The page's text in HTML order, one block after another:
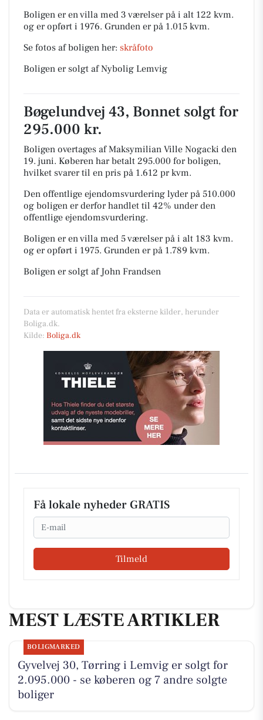
Boligen er en villa med 3 værelser på i alt 122 kvm.
og er opført i 1976. Grunden er på 1.015 kvm.
Se fotos af boligen her: skråfoto
Boligen er solgt af Nybolig Lemvig
Bøgelundvej 43, Bonnet solgt for
295.000 kr.
Boligen overtages af Maksymilian Ville Nogacki den
19. juni. Køberen har betalt 295.000 for boligen,
hvilket svarer til en pris på 1.612 pr kvm.
Den offentlige ejendomsvurdering lyder på 510.000
og boligen er derfor handlet til 42% under den
offentlige ejendomsvurdering.
Boligen er en villa med 5 værelser på i alt 183 kvm.
og er opført i 1975. Grunden er på 1.789 kvm.
Boligen er solgt af John Frandsen
Data er automatisk hentet fra eksterne kilder, herunder
Boliga.dk.
Kilde: Boliga.dk
Få lokale nyheder GRATIS
Email
Tilmeld
MEST LÆSTE ARTIKLER
BOLIGMARKED
Gyvelvej 30, Tørring i Lemvig er solgt for
2.095.000 - se køberen og 7 andre solgte
boliger